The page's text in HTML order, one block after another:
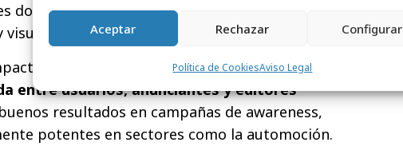
Aceptar Rechazar Configurar
Política de CookiesAviso Legal
donde el producto o packaging tienen una gran
visual, Immersive Skin ha tenido una
entre usuarios, anunciantes y editores
resultados en campañas de awareness,
potentes en sectores como la automoción.